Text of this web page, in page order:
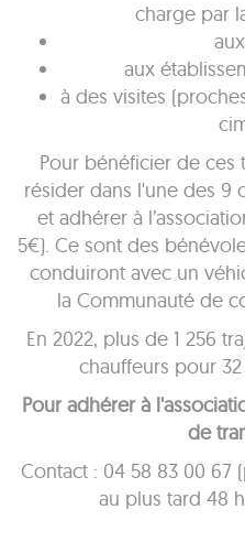
charge par
aux
à des visites
Pour bénéficier de ces
résider dans l'une des 9
et adhérer à
5€). Ce sont des
conduiront avec un
la Communauté de
En 2022, plus de 1 256
chauffeurs pour
Pour adhérer à
de
Contact : 04 58 83 00 67
au plus tard 48